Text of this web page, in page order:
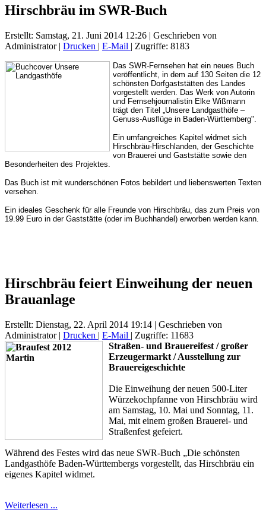
Hirschbräu im SWR-Buch
Erstellt: Samstag, 21. Juni 2014 12:26 | Geschrieben von
Administrator| Drucken | E-Mail | Zugriffe: 8183
Das SWR-Fernsehen hat ein neues Buch
veröffentlicht, in dem auf 130 Seiten die 12
schönsten Dorfgaststätten des Landes
vorgestellt werden. Das Werk von Autorin
und Fernsehjournalistin Elke Wißmann
trägt den Titel „Unsere Landgasthöfe –
Genuss-Ausflüge in Baden-Württemberg".
Ein umfangreiches Kapitel widmet sich
Hirschbräu-Hirschlanden, der Geschichte
von Brauerei und Gaststätte sowie den
Besonderheiten des Projektes.
Das Buch ist mit wunderschönen Fotos bebildert und liebenswerten Texten
versehen.
Ein ideales Geschenk für alle Freunde von Hirschbräu, das zum Preis von
19.99 Euro in der Gaststätte (oder im Buchhandel) erworben werden kann.
Hirschbräu feiert Einweihung der neuen
Brauanlage
Erstellt: Dienstag, 22. April 2014 19:14 | Geschrieben von
Administrator| Drucken | E-Mail | Zugriffe: 11683
Straßen- und Brauereifest / großer
Erzeugermarkt / Ausstellung zur
Brauereigeschichte
Die Einweihung der neuen 500-Liter
Würzekochpfanne von Hirschbräu wird
am Samstag, 10. Mai und Sonntag, 11 .
Mai, mit einem großen Brauerei- und
Straßenfest gefeiert.
Während des Festes wird das neue SWR-Buch „Die schönsten
Landgasthöfe Baden-Württembergs vorgestellt, das Hirschbräu ein
eigenes Kapitel widmet.
Weiterlesen ...